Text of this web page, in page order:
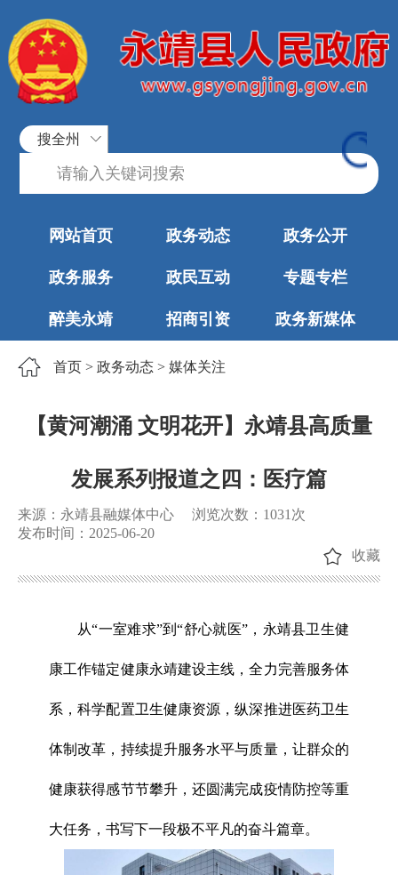
搜全州
网站首页 政务动态 政务公开
政务服务 政民互动 专题专栏
醉美永靖 招商引资 政务新媒体
首页 > 政务动态 > 媒体关注
【黄河潮涌 文明花开】永靖县高质量
发展系列报道之四：医疗篇
来源：永靖县融媒体中心 浏览次数： 1031 次
发布时间：2025-06-20
收藏
从“一室难求”到“舒心就医”，永靖县卫生健
康工作锚定健康永靖建设主线，全力完善服务体
系，科学配置卫生健康资源，纵深推进医药卫生
体制改革，持续提升服务水平与质量，让群众的
健康获得感节节攀升，还圆满完成疫情防控等重
大任务，书写下一段极不平凡的奋斗篇章。